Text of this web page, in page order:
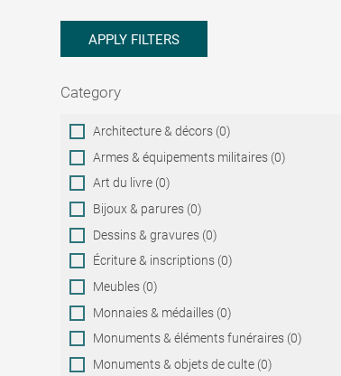
APPLY FILTERS
Category
Category
Architecture & décors (0)
Armes & équipements militaires (0)
Art du livre (0)
Bijoux & parures (0)
Dessins & gravures (0)
Écriture & inscriptions (0)
Meubles (0)
Monnaies & médailles (0)
Monuments & éléments funéraires (0)
Monuments & objets de culte (0)